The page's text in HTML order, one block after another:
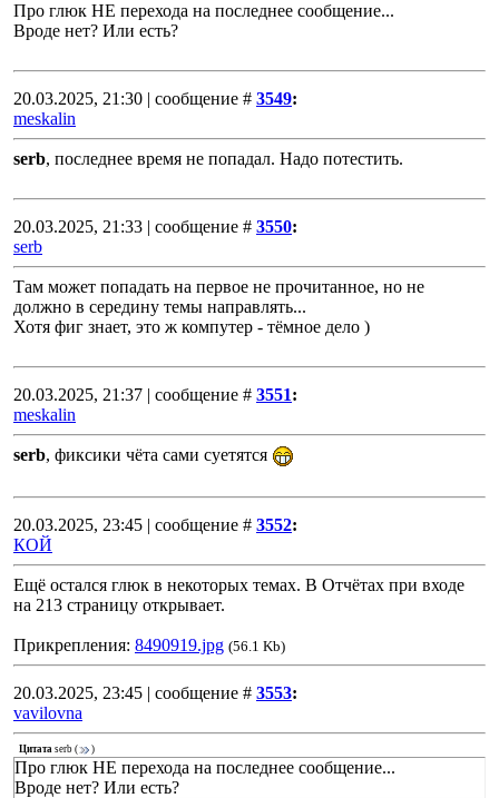
Про глюк НЕ перехода на последнее сообщение...
Вроде нет? Или есть?
20.03.2025, 21:30 | сообщение # 3549:
meskalin
serb, последнее время не попадал. Надо потестить.
20.03.2025, 21:33 | сообщение # 3550:
serb
Там может попадать на первое не прочитанное, но не
должно в середину темы направлять...
Хотя фиг знает, это ж компутер - тёмное дело )
20.03.2025, 21:37 | сообщение # 3551:
meskalin
serb, фиксики чёта сами суетятся
20.03.2025, 23:45 | сообщение # 3552:
КОЙ
Ещё остался глюк в некоторых темах. В Отчётах при входе
на 213 страницу открывает.
Прикрепления: 8490919.jpg (56.1 Kb)
20.03.2025, 23:45 | сообщение # 3553:
vavilovna
Цитата serb ( )
Про глюк НЕ перехода на последнее сообщение...
Вроде нет? Или есть?